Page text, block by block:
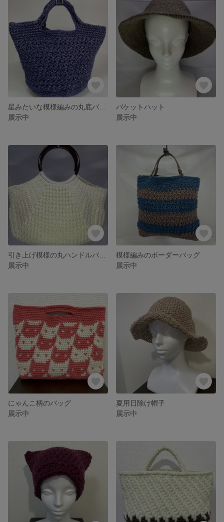
展示中
バケットハット
展示中
展示中
模様編みのボーダーバッグ
展示中
にゃんこ柄のバッグ
展示中
夏用日除け帽子
展示中